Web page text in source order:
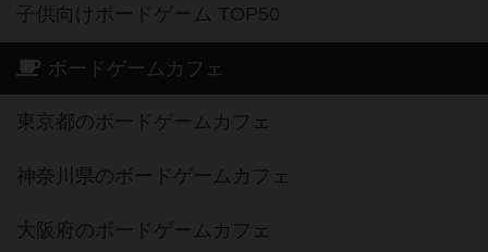
子供向けボードゲーム TOP50
ボードゲームカフェ
東京都のボードゲームカフェ
神奈川県のボードゲームカフェ
大阪府のボードゲームカフェ